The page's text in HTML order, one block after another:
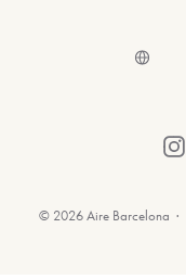
© 2026 Aire Barcelona ·